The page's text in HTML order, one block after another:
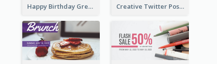
Happy Birthday Greetings Lips Stickers Twitter Post Creative Twitter Post